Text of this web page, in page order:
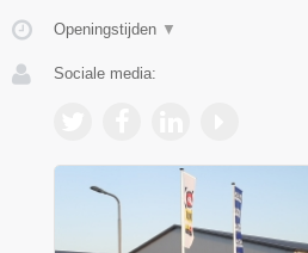
Openingstijden ▼
Sociale media: